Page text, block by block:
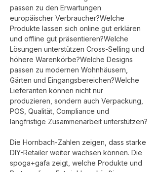
passen zu den Erwartungen
europäischer Verbraucher?Welche
Produkte lassen sich online gut erklären
und offline gut präsentieren?Welche
Lösungen unterstützen Cross-Selling und
höhere Warenkörbe?Welche Designs
passen zu modernen Wohnhäusern,
Gärten und Eingangsbereichen?Welche
Lieferanten können nicht nur
produzieren, sondern auch Verpackung,
POS, Qualität, Compliance und
langfristige Zusammenarbeit unterstützen?
Die Hornbach-Zahlen zeigen, dass starke
DIY-Retailer weiter wachsen können. Die
spoga+gafa zeigt, welche Produkte und